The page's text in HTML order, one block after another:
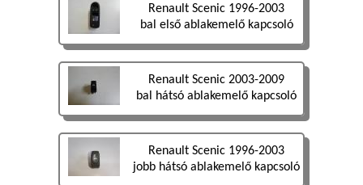
Renault Scenic 1996-2003
bal első ablakemelő kapcsoló
Renault Scenic 2003-2009
bal hátsó ablakemelő kapcsoló
Renault Scenic 1996-2003
jobb hátsó ablakemelő kapcsoló